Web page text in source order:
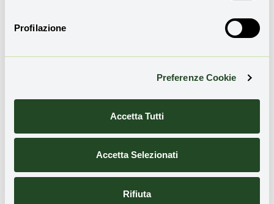
Profilazione
Preferenze Cookie
Accetta Tutti
Accetta Selezionati
Rifiuta
È legge il nuovo Regolamento
europeo sulla spedizione dei
EPR sulle plastiche non da
imballaggio